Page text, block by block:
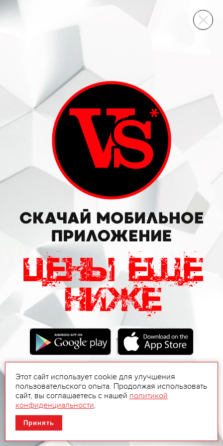
ВИННЫЙ СКЛАД
Этот сайт использует cookie для улучшения
пользовательского опыта. Продолжая использовать
сайт, вы соглашаетесь с нашей политикой
конфиденциальности.
Принять